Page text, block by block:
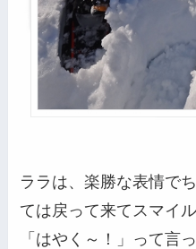
ララは、楽勝な表情で
ては戻って来てスマイ
「はやく～！」って言